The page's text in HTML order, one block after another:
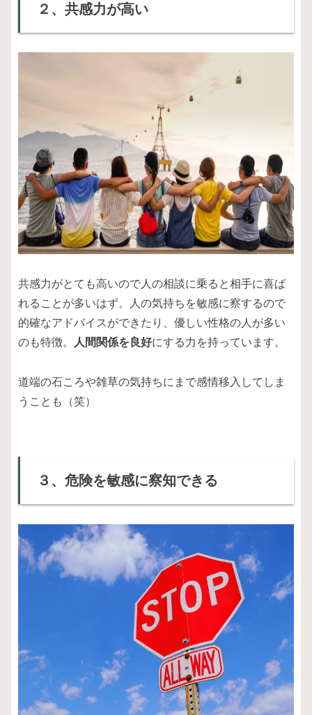
２、共感力が高い
共感力がとても高いので人の相談に乗ると相手に喜ば
れることが多いはず。人の気持ちを敏感に察するので
的確なアドバイスができたり、優しい性格の人が多い
のも特徴。
人間関係を良好にする力を持っています。
道端の石ころや雑草の気持ちにまで感情移入してしま
うことも（笑）
３、危険を敏感に察知できる